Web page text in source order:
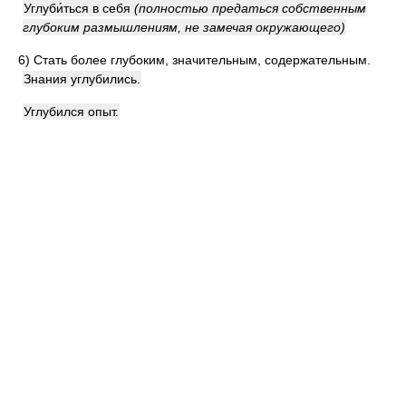
Углуби́ться в себя (полностью предаться собственным
глубоким размышлениям, не замечая окружающего)
6) Стать более глубоким, значительным, содержательным.
Знания углубились.
Углубился опыт.